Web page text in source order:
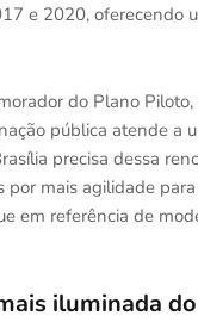
e 2020, oferecendo
do Plano Piloto,
pública atende a
precisa dessa
por mais agilidade
em referência de
iluminada